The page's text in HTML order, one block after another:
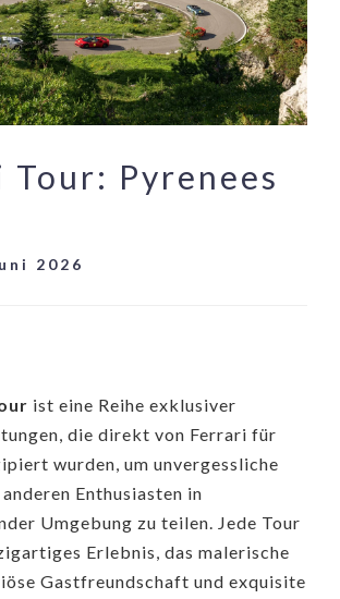
Tour: Pyrenees
2026
ist eine Reihe exklusiver
die direkt von Ferrari für
wurden, um unvergessliche
Enthusiasten in
Umgebung zu teilen. Jede Tour
Erlebnis, das malerische
Gastfreundschaft und exquisite